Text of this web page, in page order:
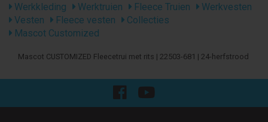
Werkkleding
Werktruien Fleece Truien
Werkvesten
Vesten
Fleece vesten
Collecties
Mascot Customized
Mascot CUSTOMIZED Fleecetrui met rits | 22503-681 | 24-herfstrood